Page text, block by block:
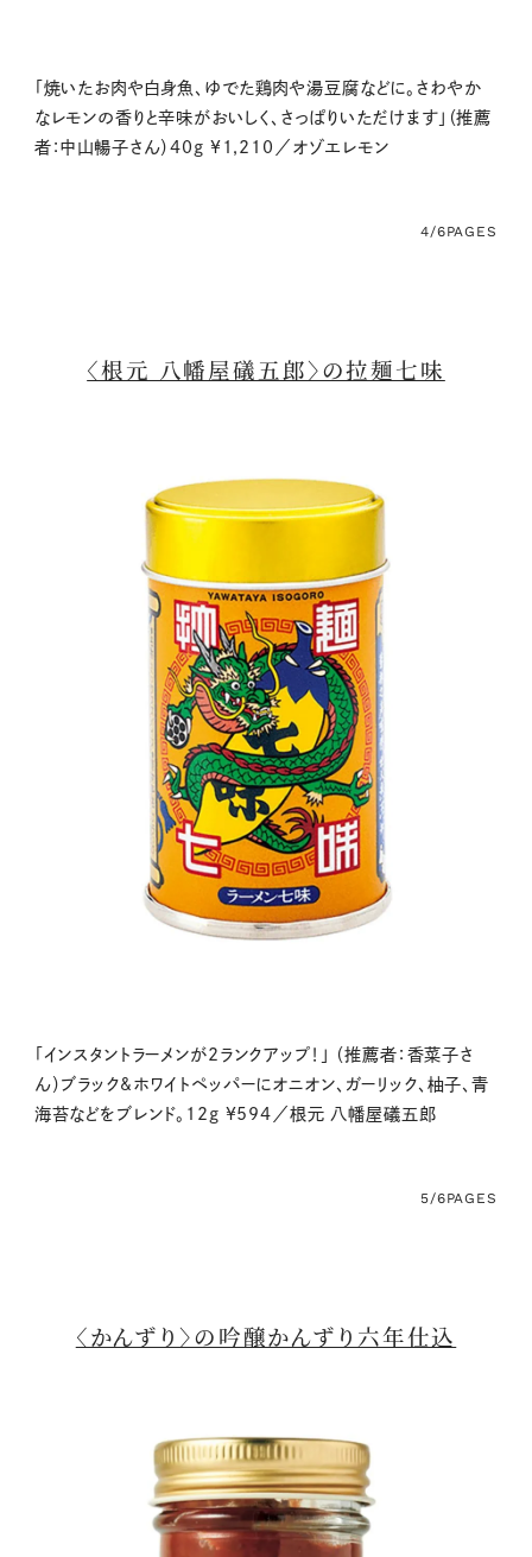
「焼いたお肉や白身魚、ゆでた鶏肉や湯豆腐などに。さわやか
なレモンの香りと辛味がおいしく、さっぱりいただけます」（推薦
者：中山暢子さん）40g ¥1,210／オゾエレモン
4/6PAGES
〈根元 八幡屋礒五郎〉の拉麺七味
「インスタントラーメンが2ランクアップ！」 （推薦者：香菜子さ
ん）ブラック&ホワイトペッパーにオニオン、ガーリック、柚子、青
海苔などをブレンド。12g ¥594／根元 八幡屋礒五郎
5/6PAGES
〈かんずり〉の吟醸かんずり六年仕込